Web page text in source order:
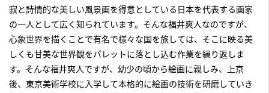
寂と詩情的な美しい風景画を得意としている日本を代表する画家
の一人として広く知られています。そんな福井爽人なのですが、
心象世界を描くことで有名で様々な国を旅しては、そこに映る美
しくも甘美な世界観をパレットに落とし込む作業を繰り返しま
す。そんな福井爽人ですが、幼少の頃から絵画に親しみ、上京
後、東京美術学校に入学して本格的に絵画の技術を研磨していき